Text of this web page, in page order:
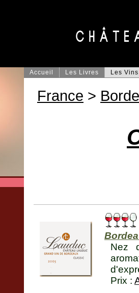
Accueil Les Livres Les Vins
France >
Nez
Prix :